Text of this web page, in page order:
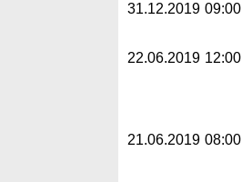
31.12.2019 09:00
22.06.2019 12:00
21.06.2019 08:00